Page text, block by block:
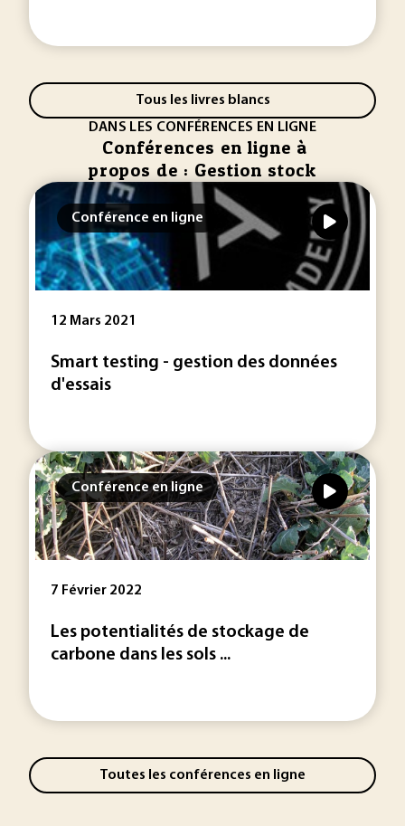
Tous les livres blancs
DANS LES CONFÉRENCES EN LIGNE
Conférences en ligne à
propos de : Gestion stock
Conférence en ligne
12 Mars 2021
Smart testing - gestion des données
d'essais
Conférence en ligne
7 Février 2022
Les potentialités de stockage de
carbone dans les sols ...
Toutes les conférences en ligne